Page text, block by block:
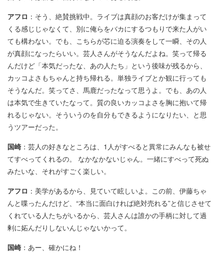
アフロ ：そう、絶賛挑戦中。ライブは真顔のお客だけが集まって
くる感じじゃなくて、別に俺らをバカにするつもりで来た人がい
ても構わない。でも、こちらが芯に迫る演奏をして一瞬、その人
が真顔になったらいい。芸人さんがそうなんだよね。笑って帰る
んだけど「本気だったな、あの人たち」という後味が残るから、
カッコよさもちゃんと持ち帰れる。単独ライブとか観に行っても
そうなんだ。笑ってさ、馬鹿だったなって思うよ。でも、あの人
は本気で生きていたなって。質の良いカッコよさを胸に抱いて帰
れるじゃない。そういうのを自分もできるようになりたい、と思
うツアーだった。
国崎 ：芸人の好きなところは、1人がすべると異常にみんなも被せ
てすべってくれるの。 なかなかないじゃん。一緒にすべって死ぬ
みたいな、それがすごく楽しい。
アフロ ：美学があるから、見ていて眩しいよ。この前、伊藤ちゃ
んと喋ったんだけど、“本当に面白ければ絶対売れる”と信じさせて
くれている人たちがいるから、芸人さんは誰かの手柄に対して過
剰に妬んだりしないんじゃないかって。
国崎 ：あー、確かにね！